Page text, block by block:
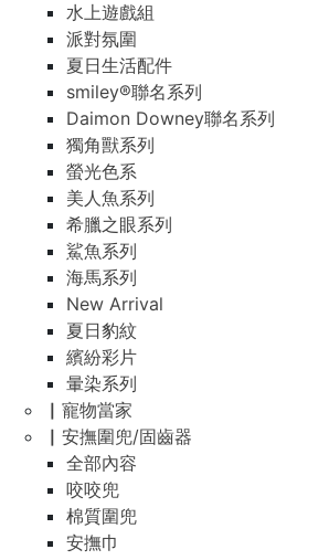
水上遊戲組
派對氛圍
夏日生活配件
smiley®聯名系列
Daimon Downey聯名系列
獨角獸系列
螢光色系
美人魚系列
希臘之眼系列
鯊魚系列
海馬系列
New Arrival
夏日豹紋
繽紛彩片
暈染系列
▏寵物當家
▏安撫圍兜/固齒器
全部內容
咬咬兜
棉質圍兜
安撫巾